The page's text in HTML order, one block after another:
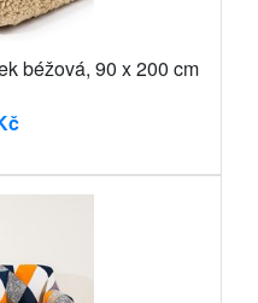
béžová, 90 x 200 cm